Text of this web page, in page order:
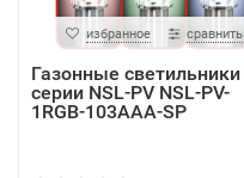
избранное сравнить
Газонные светильники
серии NSL-PV NSL-PV-
1RGB-103AAA-SP